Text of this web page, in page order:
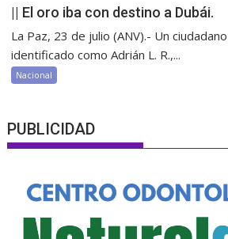
|| El oro iba con destino a Dubái.
La Paz, 23 de julio (ANV).- Un
identificado como Adrián L. R.,...
Nacional
PUBLICIDAD